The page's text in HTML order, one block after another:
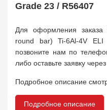
Grade 23 / R56407
Для оформления заказа
round bar) Ti-6Al-4V ELI
позвоните нам по
либо оставьте заявку
Подробное описание
Подробное описание